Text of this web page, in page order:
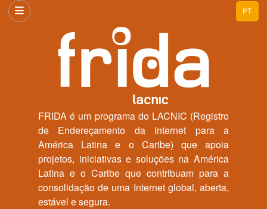
PT
FRIDA é um programa do LACNIC (Registro
de Endereçamento da Internet para a
América Latina e o Caribe) que apoia
projetos, iniciativas e soluções na América
Latina e o Caribe que contribuam para a
consolidação de uma Internet global, aberta,
estável e segura.